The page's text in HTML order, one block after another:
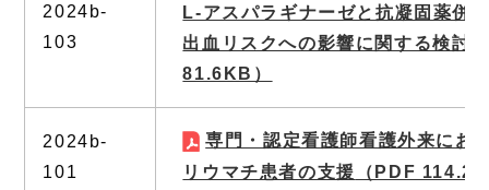
2024b-
103
L-アスパラギナーゼと抗凝固薬併
出血リスクへの影響に関する検討
81.6KB）
2024b-
101
専門・認定看護師看護外来にお
リウマチ患者の支援
（PDF